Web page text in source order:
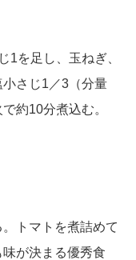
1を足し、玉ねぎ、
さじ1／3（分量
約10分煮込む。
トマトを煮詰めて
が決まる優秀食